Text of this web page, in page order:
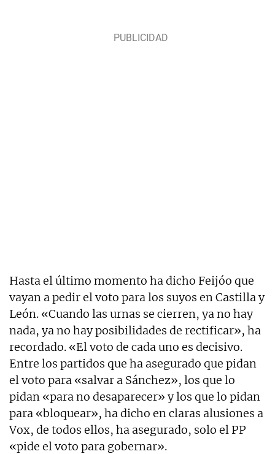
Hasta el último momento ha dicho Feijóo que
vayan a pedir el voto para los suyos en Castilla y
León. «Cuando las urnas se cierren, ya no hay
nada, ya no hay posibilidades de rectificar», ha
recordado. «El voto de cada uno es decisivo.
Entre los partidos que ha asegurado que pidan
el voto para «salvar a Sánchez», los que lo
pidan «para no desaparecer» y los que lo pidan
para «bloquear», ha dicho en claras alusiones a
Vox, de todos ellos, ha asegurado, solo el PP
«pide el voto para gobernar».